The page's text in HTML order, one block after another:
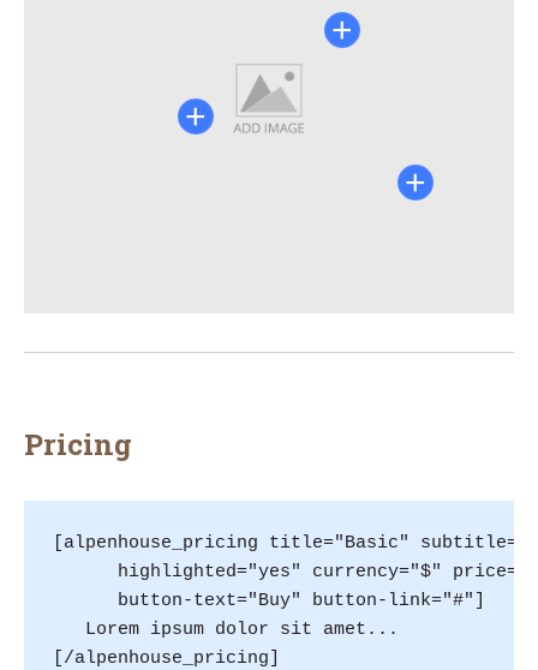
+
+
+
Pricing
[alpenhouse_pricing title="Basic"
highlighted="yes" currency="$"
      button-text="Buy" button-link="#"]
   Lorem ipsum dolor sit amet...
[/alpenhouse_pricing]